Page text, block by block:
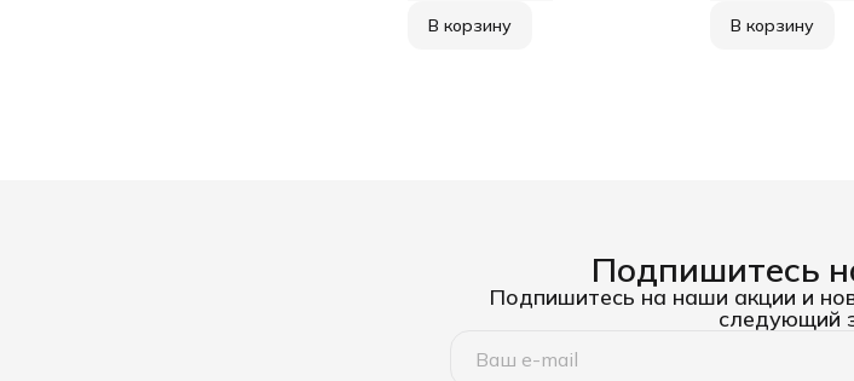
В корзину
В корзину
Подпишитесь
Подпишитесь на наши акции и
следующий